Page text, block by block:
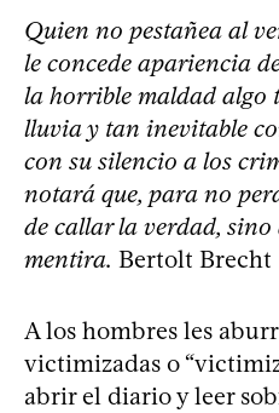
Quien no pestañea al
le concede apariencia
la horrible maldad algo
lluvia y tan inevitable
con su silencio a los
notará que, para no
de callar la verdad, sino
mentira. Bertolt Brecht
A los hombres les
victimizadas o
abrir el diario y leer